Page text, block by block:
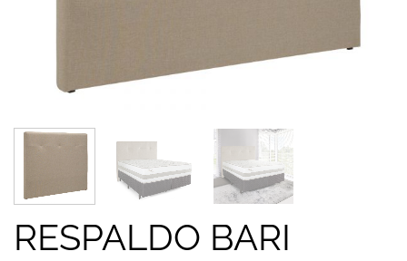
RESPALDO BARI